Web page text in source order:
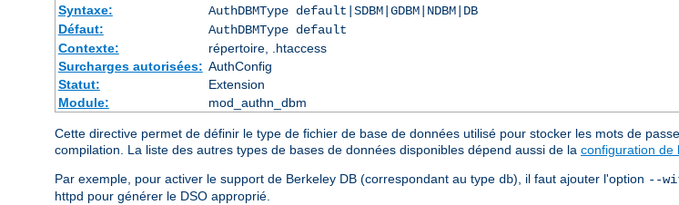
Syntaxe:
AuthDBMType default|SDBM|GDBM|NDBM|DB
Défaut:
AuthDBMType default
Contexte:
répertoire, .htaccess
Surcharges autorisées: AuthConfig
Statut:
Extension
Module:
mod_authn_dbm
Cette directive permet de définir le type de fichier de base de données utilisé pour stocker les mots de
compilation. La liste des autres types de bases de données disponibles dépend aussi de la configuration de
Par exemple, pour activer le support de Berkeley DB (correspondant au type db), il faut ajouter l'option --
httpd pour générer le DSO approprié.